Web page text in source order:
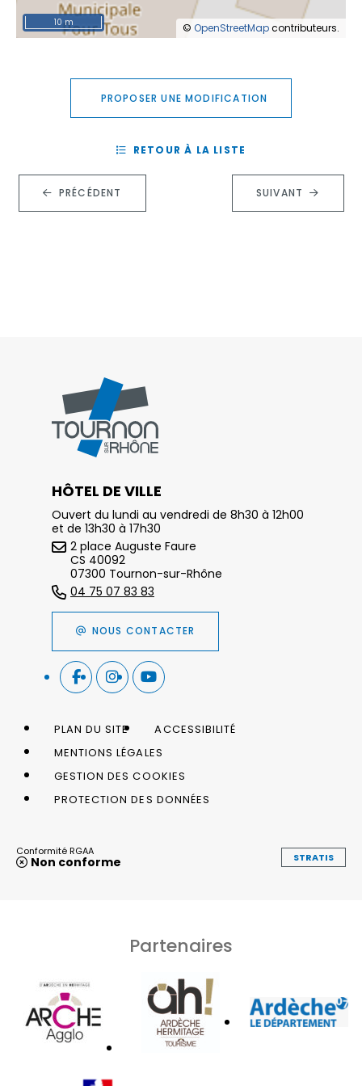
© OpenStreetMapcontributeurs.
10 m
PROPOSER UNE MODIFICATION
PRÉCÉDENT
RETOUR À LA LISTE
SUIVANT
HÔTEL DE VILLE
Ouvert du lundi au vendredi de 8h30 à 12h00
et de 13h30 à 17h30
2 place Auguste Faure
CS 40092
07300 Tournon-sur-Rhône
04 75 07 83 83
NOUS CONTACTER
PLAN DU SITE
ACCESSIBILITÉ
MENTIONS LÉGALES
GESTION DES COOKIES
PROTECTION DES DONNÉES
Conformité RGAA
Non conforme STRATIS
Partenaires